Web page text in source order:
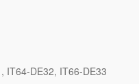
IT64-DE32 IT66-DE33